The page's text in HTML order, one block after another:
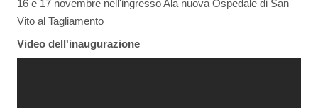
16 e 17 novembre nell'ingresso Ala nuova Ospedale di San
Vito al Tagliamento
Video dell'inaugurazione